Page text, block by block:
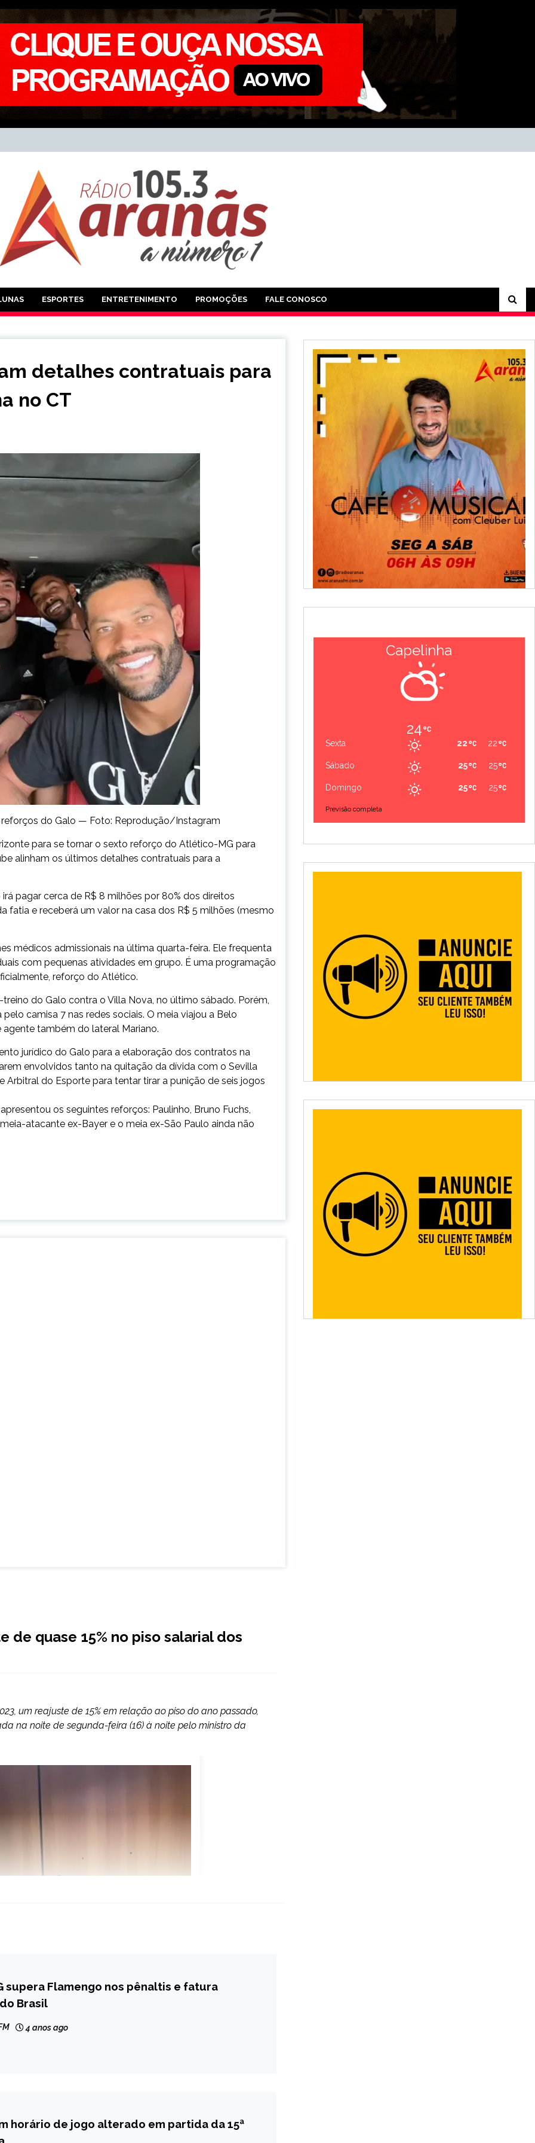
ESPORTES ENTRETENIMENTO PROMOÇÕES FALE CONOSCO
detalhes contratuais para
no CT
do Galo — Foto: Reprodução/Instagram
para se tornar o sexto reforço do Atlético-MG para
alinham os últimos detalhes contratuais para a
pagar cerca de R$ 8 milhões por 80% dos direitos
fatia e receberá um valor na casa dos R$ 5 milhões (mesmo
médicos admissionais na última quarta-feira. Ele frequenta
com pequenas atividades em grupo. É uma programação
reforço do Atlético.
do Galo contra o Villa Nova, no último sábado. Porém,
camisa 7 nas redes sociais. O meia viajou a Belo
também do lateral Mariano.
jurídico do Galo para a elaboração dos contratos na
envolvidos tanto na quitação da dívida com o Sevilla
do Esporte para tentar tirar a punição de seis jogos
os seguintes reforços: Paulinho, Bruno Fuchs,
atacante ex-Bayer e o meia ex-São Paulo ainda não
de quase 15% no piso salarial dos
um reajuste de 15% em relação ao piso do ano passado,
na noite de segunda-feira (16) à noite pelo ministro da
supera Flamengo nos pênaltis e fatura
Brasil
4 anos ago
horário de jogo alterado em partida da 15ª
Capelinha
24
Sexta 22
22
Sábado 25
25
Domingo 25
25
Previsão completa